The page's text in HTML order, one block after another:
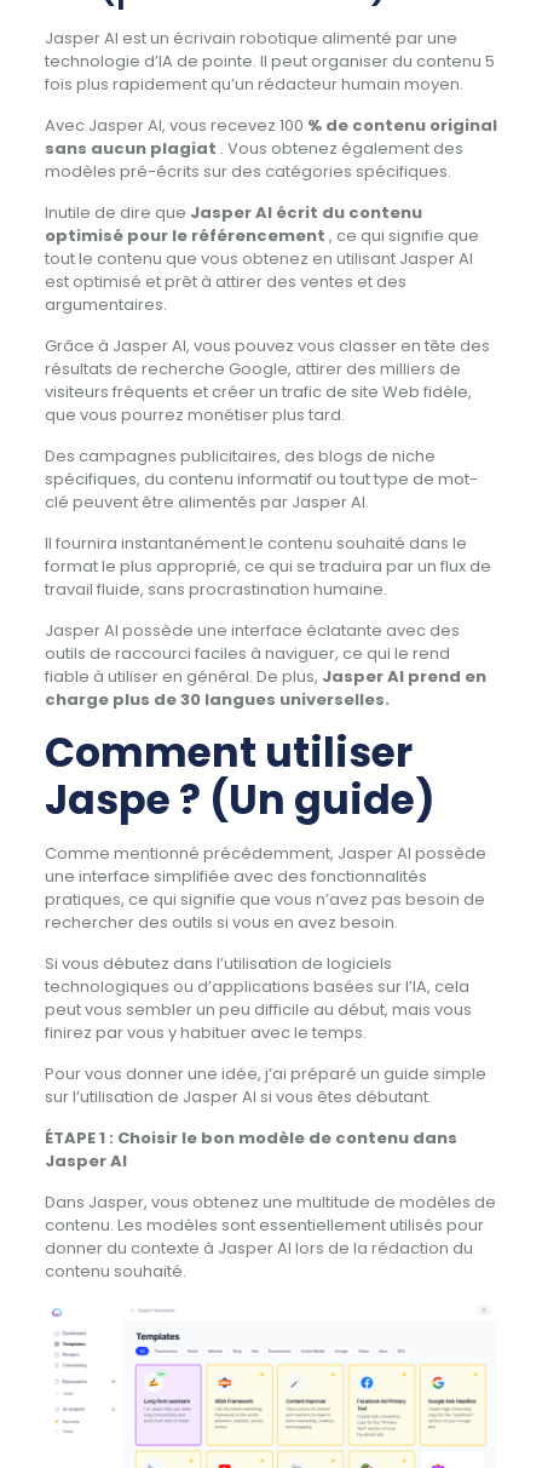
Jasper AI est un écrivain robotique alimenté par une
technologie d’IA de pointe. Il peut organiser du contenu 5
fois plus rapidement qu’un rédacteur humain moyen.
Avec Jasper AI, vous recevez 100 % de contenu original
sans aucun plagiat . Vous obtenez également des
modèles pré-écrits sur des catégories spécifiques.
Inutile de dire que Jasper AI écrit du contenu
optimisé pour le référencement , ce qui signifie que
tout le contenu que vous obtenez en utilisant Jasper AI
est optimisé et prêt à attirer des ventes et des
argumentaires.
Grâce à Jasper AI, vous pouvez vous classer en tête des
résultats de recherche Google, attirer des milliers de
visiteurs fréquents et créer un trafic de site Web fidèle,
que vous pourrez monétiser plus tard.
Des campagnes publicitaires, des blogs de niche
spécifiques, du contenu informatif ou tout type de mot-
clé peuvent être alimentés par Jasper AI.
Il fournira instantanément le contenu souhaité dans le
format le plus approprié, ce qui se traduira par un flux de
travail fluide, sans procrastination humaine.
Jasper AI possède une interface éclatante avec des
outils de raccourci faciles à naviguer, ce qui le rend
fiable à utiliser en général. De plus, Jasper AI prend en
charge plus de 30 langues universelles.
Comment utiliser
Jaspe ? (Un guide)
Comme mentionné précédemment, Jasper AI possède
une interface simplifiée avec des fonctionnalités
pratiques, ce qui signifie que vous n’avez pas besoin de
rechercher des outils si vous en avez besoin.
Si vous débutez dans l’utilisation de logiciels
technologiques ou d’applications basées sur l’IA, cela
peut vous sembler un peu difficile au début, mais vous
finirez par vous y habituer avec le temps.
Pour vous donner une idée, j’ai préparé un guide simple
sur l’utilisation de Jasper AI si vous êtes débutant.
ÉTAPE 1 : Choisir le bon modèle de contenu dans
Jasper AI
Dans Jasper, vous obtenez une multitude de modèles de
contenu. Les modèles sont essentiellement utilisés pour
donner du contexte à Jasper AI lors de la rédaction du
contenu souhaité.